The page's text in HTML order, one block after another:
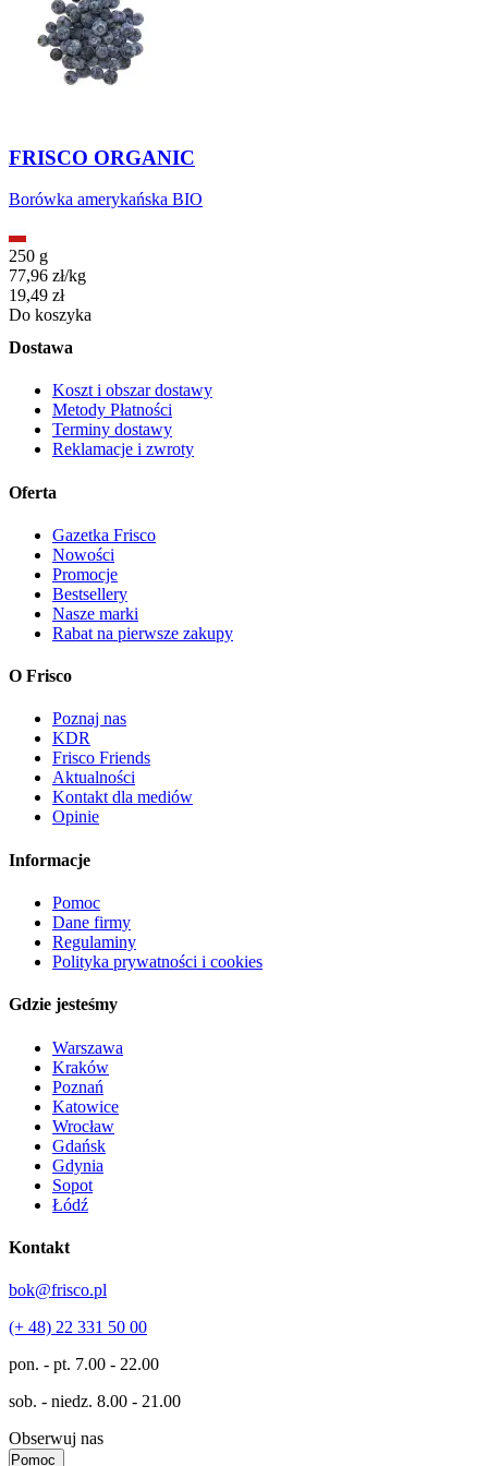
FRISCO ORGANIC
Borówka amerykańska BIO
250 g
77,96 zł/kg
Cena
19,49 zł
Do koszyka
Dostawa
Koszt i obszar dostawy
Metody Płatności
Terminy dostawy
Reklamacje i zwroty
Oferta
Gazetka Frisco
Nowości
Promocje
Bestsellery
Nasze marki
Rabat na pierwsze zakupy
O Frisco
Poznaj nas
KDR
Frisco Friends
Aktualności
Kontakt dla mediów
Opinie
Informacje
Pomoc
Dane firmy
Regulaminy
Polityka prywatności i cookies
Gdzie jesteśmy
Warszawa
Kraków
Poznań
Katowice
Wrocław
Gdańsk
Gdynia
Sopot
Łódź
Kontakt
bok@frisco.pl
(+ 48) 22 331 50 00
pon. - pt. 7.00 - 22.00
sob. - niedz. 8.00 - 21.00
Obserwuj nas
Pomoc